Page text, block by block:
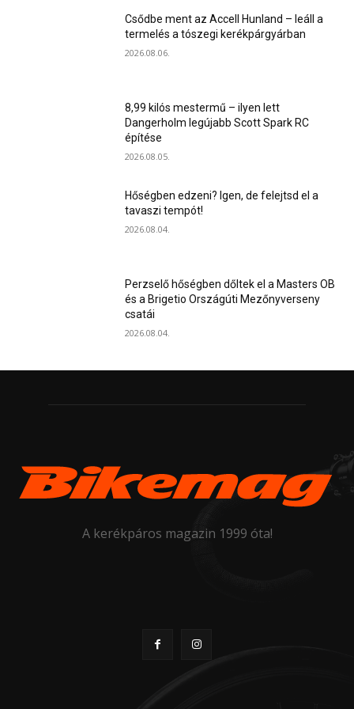
Csődbe ment az Accell Hunland – leáll a
termelés a tószegi kerékpárgyárban
2026.08.06.
8,99 kilós mestermű – ilyen lett
Dangerholm legújabb Scott Spark RC
építése
2026.08.05.
Hőségben edzeni? Igen, de felejtsd el a
tavaszi tempót!
2026.08.04.
Perzselő hőségben dőltek el a Masters OB
és a Brigetio Országúti Mezőnyverseny
csatái
2026.08.04.
A kerékpáros magazin 1999 óta!